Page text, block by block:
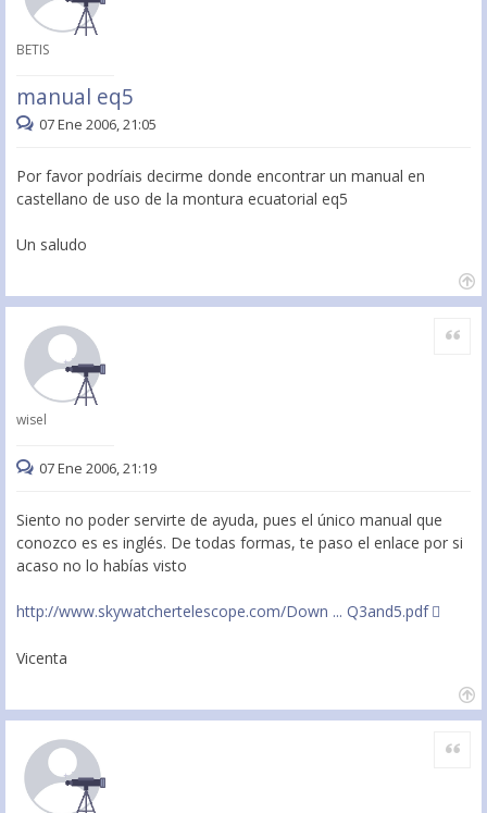
BETIS
manual eq5
07 Ene 2006, 21:05
Por favor podríais decirme donde encontrar un manual en
castellano de uso de la montura ecuatorial eq5
Un saludo
wisel
Citar
07 Ene 2006, 21:19
Siento no poder servirte de ayuda, pues el único manual que
conozco es es inglés. De todas formas, te paso el enlace por si
acaso no lo habías visto
http://www.skywatchertelescope.com/Down ... Q3and5.pdf
Vicenta
Citar